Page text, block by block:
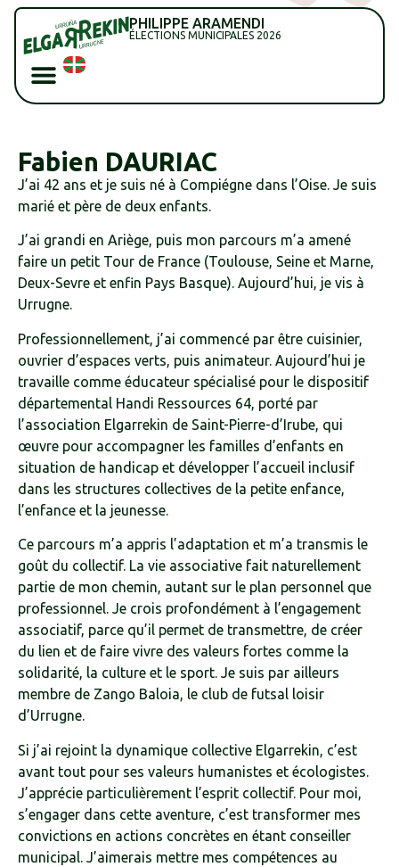
PHILIPPE ARAMENDI
ÉLECTIONS MUNICIPALES 2026
Fabien DAURIAC
J’ai 42 ans et je suis né à Compiégne dans l’Oise. Je suis
marié et père de deux enfants.
J’ai grandi en Ariège, puis mon parcours m’a amené
faire un petit Tour de France (Toulouse, Seine et Marne,
Deux-Sevre et enfin Pays Basque). Aujourd’hui, je vis à
Urrugne.
Professionnellement, j’ai commencé par être cuisinier,
ouvrier d’espaces verts, puis animateur. Aujourd’hui je
travaille comme éducateur spécialisé pour le dispositif
départemental Handi Ressources 64, porté par
l’association Elgarrekin de Saint-Pierre-d’Irube, qui
œuvre pour accompagner les familles d’enfants en
situation de handicap et développer l’accueil inclusif
dans les structures collectives de la petite enfance,
l’enfance et la jeunesse.
Ce parcours m’a appris l’adaptation et m’a transmis le
goût du collectif. La vie associative fait naturellement
partie de mon chemin, autant sur le plan personnel que
professionnel. Je crois profondément à l’engagement
associatif, parce qu’il permet de transmettre, de créer
du lien et de faire vivre des valeurs fortes comme la
solidarité, la culture et le sport. Je suis par ailleurs
membre de Zango Baloia, le club de futsal loisir
d’Urrugne.
Si j’ai rejoint la dynamique collective Elgarrekin, c’est
avant tout pour ses valeurs humanistes et écologistes.
J’apprécie particulièrement l’esprit collectif. Pour moi,
s’engager dans cette aventure, c’est transformer mes
convictions en actions concrètes en étant conseiller
municipal. J’aimerais mettre mes compétences au